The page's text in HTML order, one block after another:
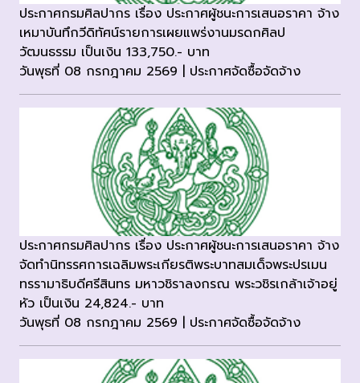
ประกาศกรมศิลปากร เรื่อง ประกาศผู้ชนะการเสนอราคา จ้าง
เหมาบันทึกวีดิทัศน์รายการเผยแพร่งานมรดกศิลป
วัฒนธรรม เป็นเงิน 133,750.- บาท
วันพุธที่ 08 กรกฎาคม 2569 | ประกาศจัดซื้อจัดจ้าง
ประกาศกรมศิลปากร เรื่อง ประกาศผู้ชนะการเสนอราคา จ้าง
จัดทำนิทรรศการเฉลิมพระเกียรติพระบาทสมเด็จพระปรเมน
ทรรามาธิบดีศรีสินทร มหาวชิราลงกรณ พระวชิรเกล้าเจ้าอยู่
หัว เป็นเงิน 24,824.- บาท
วันพุธที่ 08 กรกฎาคม 2569 | ประกาศจัดซื้อจัดจ้าง